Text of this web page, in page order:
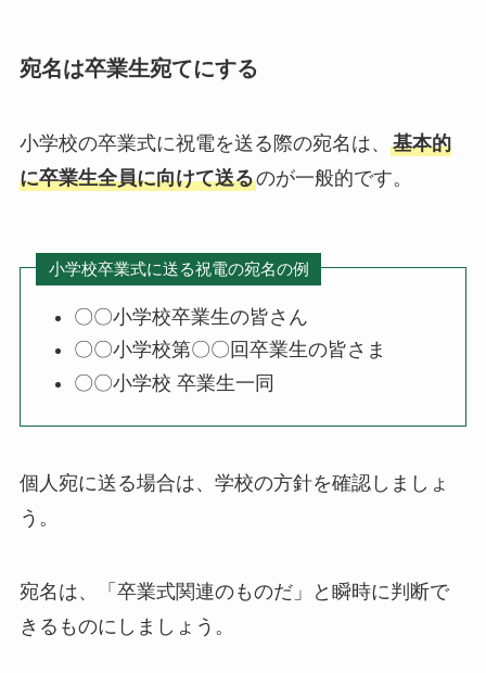
宛名は卒業生宛てにする
小学校の卒業式に祝電を送る際の宛名は、 基本的
に卒業生全員に向けて送るのが一般的です。
小学校卒業式に送る祝電の宛名の例
〇〇小学校卒業生の皆さん
〇〇小学校第〇〇回卒業生の皆さま
〇〇小学校 卒業生一同
個人宛に送る場合は、学校の方針を確認しましょ
う。
宛名は、「卒業式関連のものだ」と瞬時に判断で
きるものにしましょう。